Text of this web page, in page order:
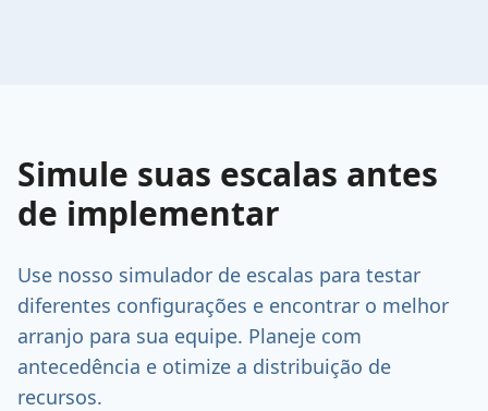
Simule suas escalas antes
de implementar
Use nosso simulador de escalas para testar
diferentes configurações e encontrar o melhor
arranjo para sua equipe. Planeje com
antecedência e otimize a distribuição de
recursos.
Simulador
de